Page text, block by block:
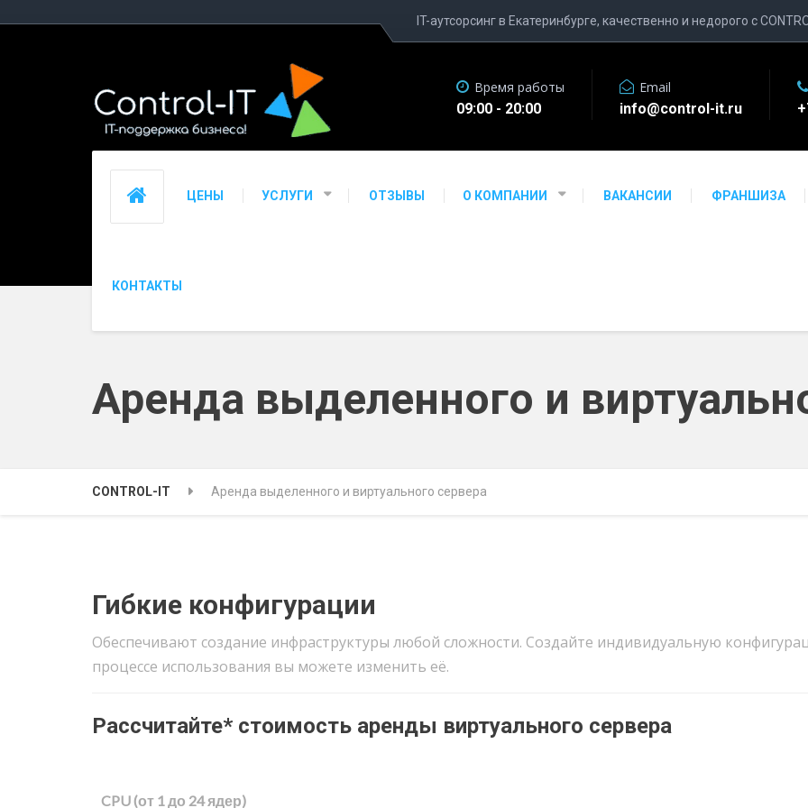
IT-аутсорсинг в Екатеринбурге, качественно и недорого с
ЦЕНЫ УСЛУГИ ОТЗЫВЫ О КОМПАНИИ ВАКАНСИИ ФРАНШИЗА
КОНТАКТЫ
Время работы
09:00 - 20:00
Email
info@control-it.ru
Аренда выделенного и
CONTROL-IT Аренда выделенного и виртуального сервера
Гибкие конфигурации
Обеспечивают создание инфраструктуры любой сложности. Создайте индивидуальную
процессе использования вы можете изменить её.
Рассчитайте* стоимость аренды виртуального сервера
CPU (от 1 до 24 ядер)